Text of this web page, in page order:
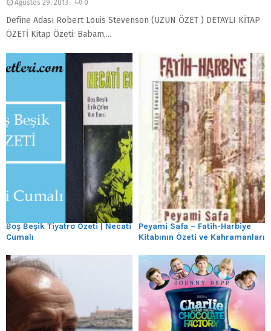
Ağustos 29, 2013 0
Define Adası Robert Louis Stevenson (UZUN ÖZET ) DETAYLI KİTAP
ÖZETİ Kitap Özeti: Babam,...
Boş Beşik Tiyatro Özeti | Necati
Cumalı
Peyami Safa – Fatih-Harbiye
Kitabının Özeti ve Kahramanları